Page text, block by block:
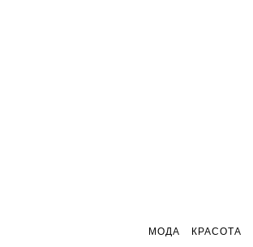
МОДА КРАСОТА